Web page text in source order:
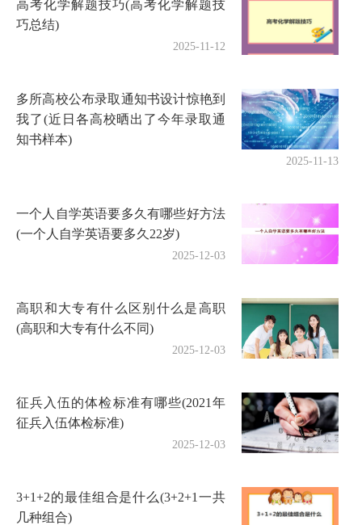
高考化学解题技巧(高考化学解题技
巧总结)
2025-11-12
多所高校公布录取通知书设计惊艳到
我了(近日各高校晒出了今年录取通
知书样本)
2025-11-13
一个人自学英语要多久有哪些好方法
(一个人自学英语要多久22岁)
2025-12-03
高职和大专有什么区别什么是高职
(高职和大专有什么不同)
2025-12-03
征兵入伍的体检标准有哪些(2021年
征兵入伍体检标准)
2025-12-03
3+1+2的最佳组合是什么(3+2+1一共
几种组合)